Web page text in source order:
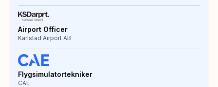
Airport Officer
Karlstad Airport AB
Flygsimulatortekniker
CAE